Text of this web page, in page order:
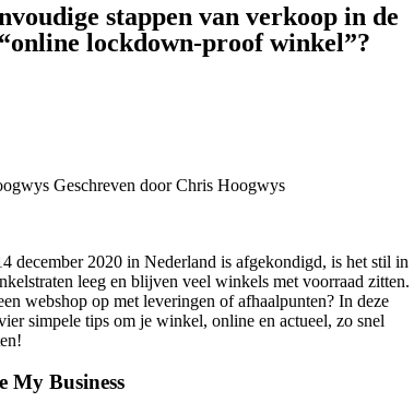
stappen van verkoop in de
lockdown-proof winkel”?
Geschreven doorChris Hoogwys
december 2020 in Nederland is afgekondigd, is het stil in
leeg en blijven veel winkels met voorraad zitten.
webshop op met leveringen of afhaalpunten? In deze
simpele tips om je winkel, online en actueel, zo snel
My Business